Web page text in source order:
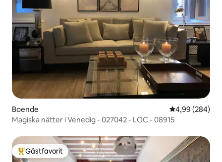
Boende 4,99 av 5 i
4,99 (284)
Magiska nätter i Venedig - 027042 - LOC - 08915
Populär gästfavorit
Gästfavorit